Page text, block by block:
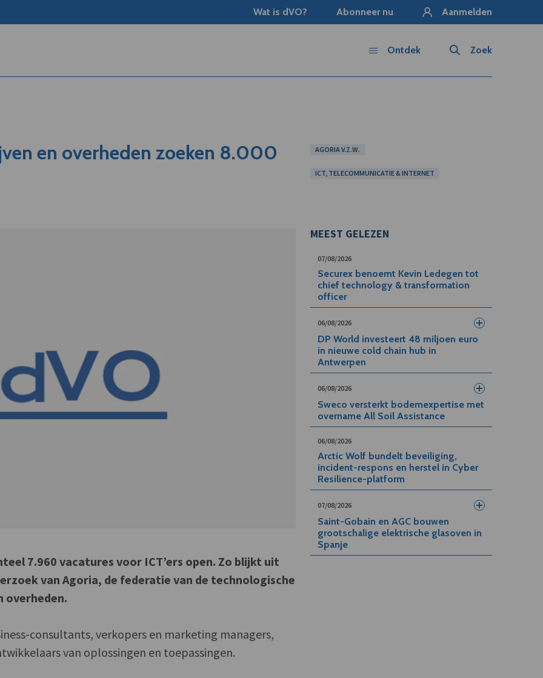
Wat is dVO? Abonneer nu Aanmelden
Zoek
Ontdek
en overheden zoeken 8.000
7.960 vacatures voor ICT’ers open. Zo blijkt uit
van Agoria, de federatie van de technologische
overheden.
consultants, verkopers en marketing managers,
van oplossingen en toepassingen.
AGORIA V.Z.W.
ICT, TELECOMMUNICATIE & INTERNET
MEEST GELEZEN
07/08/2026
Securex benoemt Kevin Ledegen tot
chief technology & transformation
officer
06/08/2026
DP World investeert 48 miljoen euro
in nieuwe cold chain hub in
Antwerpen
06/08/2026
Sweco versterkt bodemexpertise met
overname All Soil Assistance
06/08/2026
Arctic Wolf bundelt beveiliging,
incident-respons en herstel in Cyber
Resilience-platform
07/08/2026
Saint-Gobain en AGC bouwen
grootschalige elektrische glasoven in
Spanje